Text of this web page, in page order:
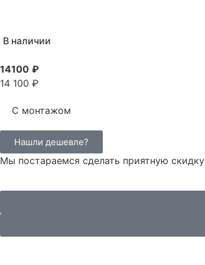
В наличии
14100 ₽
14 100 ₽
С монтажом
Нашли дешевле?
Мы постараемся сделать приятную скидку